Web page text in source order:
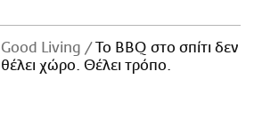
Good Living
Το BBQ στο σπίτι δεν
θέλει χώρο. Θέλει τρόπο.